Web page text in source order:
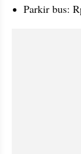
Parkir bus: